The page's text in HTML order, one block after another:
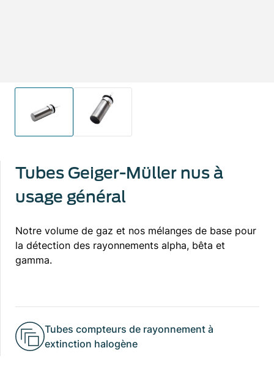
Tubes Geiger-Müller nus à
usage général
Notre volume de gaz et nos mélanges de base pour
la détection des rayonnements alpha, bêta et
gamma.
Tubes compteurs de rayonnement à
extinction halogène